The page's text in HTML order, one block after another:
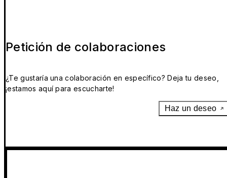
Petición de colaboraciones
¿Te gustaría una colaboración en específico? Deja tu deseo,
¡estamos aquí para escucharte!
Haz un deseo